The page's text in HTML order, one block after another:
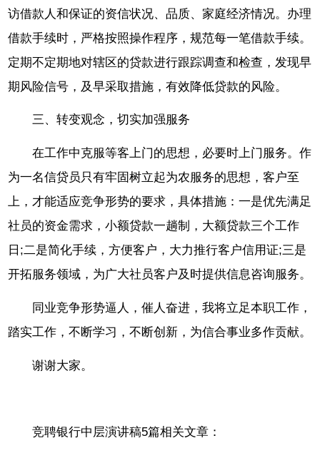
访借款人和保证的资信状况、品质、家庭经济情况。办理
借款手续时，严格按照操作程序，规范每一笔借款手续。
定期不定期地对辖区的贷款进行跟踪调查和检查，发现早
期风险信号，及早采取措施，有效降低贷款的风险。
三、转变观念，切实加强服务
在工作中克服等客上门的思想，必要时上门服务。作
为一名信贷员只有牢固树立起为农服务的思想，客户至
上，才能适应竞争形势的要求，具体措施：一是优先满足
社员的资金需求，小额贷款一趟制，大额贷款三个工作
日;二是简化手续，方便客户，大力推行客户信用证;三是
开拓服务领域，为广大社员客户及时提供信息咨询服务。
同业竞争形势逼人，催人奋进，我将立足本职工作，
踏实工作，不断学习，不断创新，为信合事业多作贡献。
谢谢大家。
竞聘银行中层演讲稿5篇相关文章：